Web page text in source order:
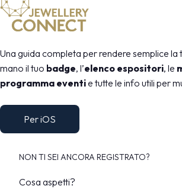
Una guida completa per rendere semplice
mano il tuo badge, l’elenco espositori, le
programma eventie tutte le info utili per
Per iOS
NON TI SEI ANCORA REGISTRATO?
Cosa aspetti?